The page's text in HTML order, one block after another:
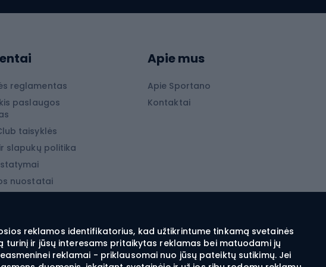
reklamos identifikatorius, kad užtikrintume tinkamą svetainės
turinį ir jūsų interesams pritaikytas reklamas bei matuodami jų
reklamai - priklausomai nuo jūsų pateiktų sutikimų. Jei
batai
apkaustai
apranga
Lygumų slidės
Slidės vaikams
Slidinėjimo šalmai
Ski touring apranga
Snieglenčių apranga
Elektra šildomi drabužiai ir aksesuarai
reglamentas
paslaugos
taisyklės
slapukų politika
nuostatai
Apie mus
Apie Sportano
Kontaktai